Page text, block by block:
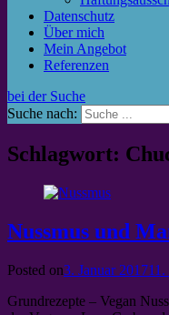
Datenschutz
Über mich
Mein Angebot
Referenzen
bei der Suche
Suche nach:
Schlagwort:
Nussmus und
Posted on3. Januar 2017
Grundrezepte – Vegan